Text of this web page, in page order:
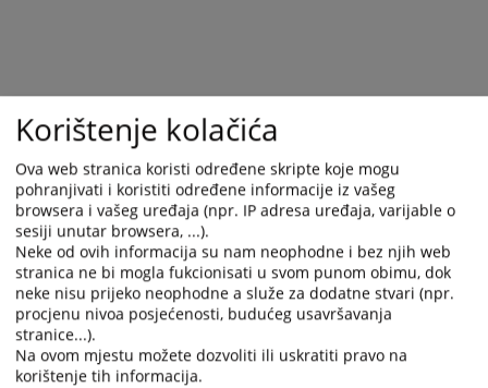
Korištenje kolačića
Ova web stranica koristi određene skripte koje mogu
pohranjivati i koristiti određene informacije iz vašeg
browsera i vašeg uređaja (npr. IP adresa uređaja, varijable o
sesiji unutar browsera, ...).
Neke od ovih informacija su nam neophodne i bez njih web
stranica ne bi mogla fukcionisati u svom punom obimu, dok
neke nisu prijeko neophodne a služe za dodatne stvari (npr.
procjenu nivoa posjećenosti, budućeg usavršavanja
stranice...).
Na ovom mjestu možete dozvoliti ili uskratiti pravo na
korištenje tih informacija.